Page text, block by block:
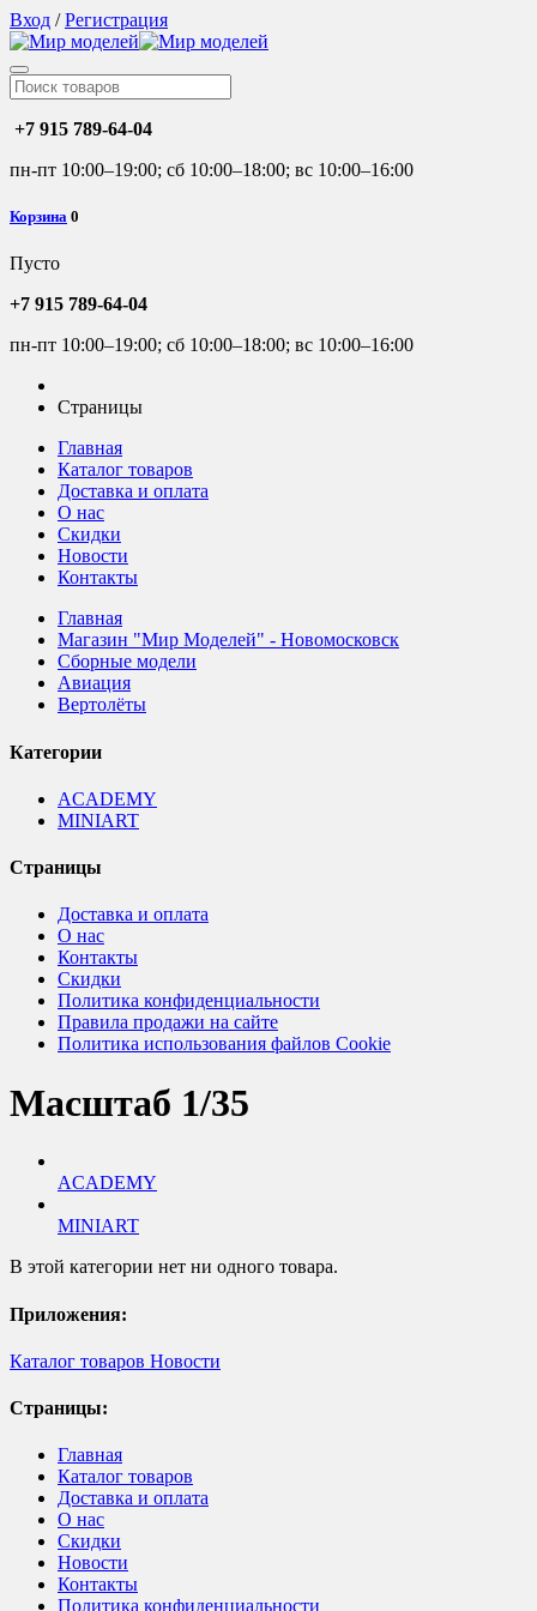
Вход /Регистрация
+7 915 789-64-04
пн-пт 10:00–19:00; сб 10:00–18:00; вс 10:00–16:00
Корзина 0
Пусто
+7 915 789-64-04
пн-пт 10:00–19:00; сб 10:00–18:00; вс 10:00–16:00
Страницы
Главная
Каталог товаров
Доставка и оплата
О нас
Скидки
Новости
Контакты
Главная
Магазин "Мир Моделей" - Новомосковск
Сборные модели
Авиация
Вертолёты
Категории
ACADEMY
MINIART
Страницы
Доставка и оплата
О нас
Контакты
Скидки
Политика конфиденциальности
Правила продажи на сайте
Политика использования файлов Cookie
Масштаб 1/35
ACADEMY
MINIART
В этой категории нет ни одного товара.
Приложения:
Каталог товаров Новости
Страницы:
Главная
Каталог товаров
Доставка и оплата
О нас
Скидки
Новости
Контакты
Политика конфиденциальности